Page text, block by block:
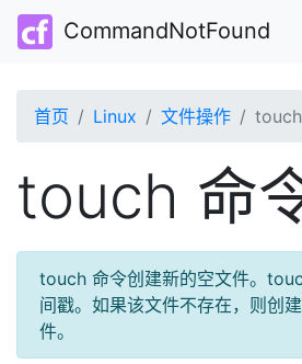
CommandNotFound
首页 Linux 文件操作
touch 命
touch 命令创建新的空文件。
间戳。如果该文件不存在，则创
件。